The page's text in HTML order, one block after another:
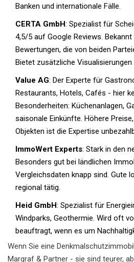
Banken und internationale Fälle.
CERTA GmbH: Spezialist für
4,5/5 auf Google Reviews.
Bewertungen, die von beiden
Bietet zusätzliche
Value AG: Der Experte für
Restaurants, Hotels, Cafés - hier
Besonderheiten: Küchenanlagen,
saisonale Einkünfte. Höhere
Objekten ist die Expertise
ImmoWert Experts: Stark in den
Besonders gut bei ländlichen
Vergleichsdaten knapp sind. Gute
regional tätig.
Heid GmbH: Spezialist für
Windparks, Geothermie. Wird oft
beauftragt, wenn es um
Wenn Sie eine
Margraf & Partner - sie sind teurer,